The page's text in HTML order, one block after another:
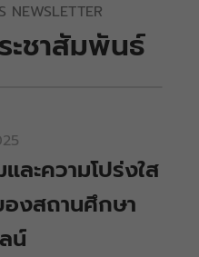
NEWSLETTER
ะชาสัมพันธ์
ละความโปร่งใส
องสถานศึกษา
น์